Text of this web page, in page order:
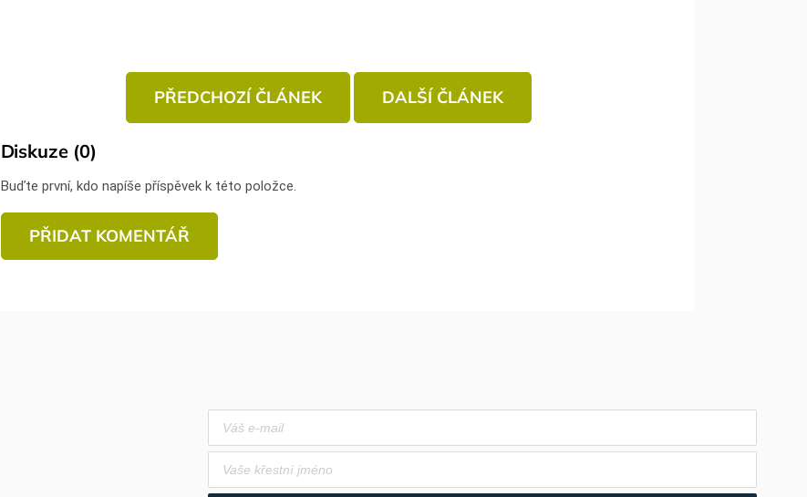
PŘEDCHOZÍ ČLÁNEK DALŠÍ ČLÁNEK
Diskuze (0)
Buďte první, kdo napíše příspěvek k této položce.
PŘIDAT KOMENTÁŘ